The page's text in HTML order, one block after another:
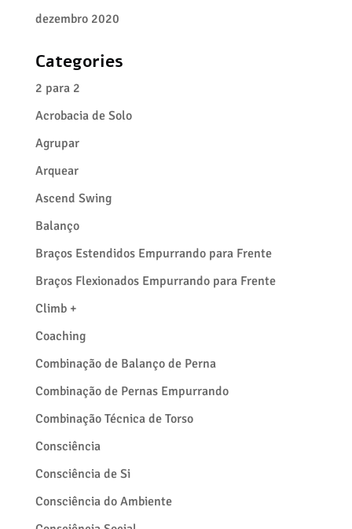
dezembro 2020
Categories
2 para 2
Acrobacia de Solo
Agrupar
Arquear
Ascend Swing
Balanço
Braços Estendidos Empurrando para Frente
Braços Flexionados Empurrando para Frente
Climb +
Coaching
Combinação de Balanço de Perna
Combinação de Pernas Empurrando
Combinação Técnica de Torso
Consciência
Consciência de Si
Consciência do Ambiente